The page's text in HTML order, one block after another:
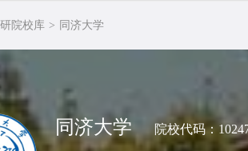
院校库 > 同济大学
同济大学 院校代码：